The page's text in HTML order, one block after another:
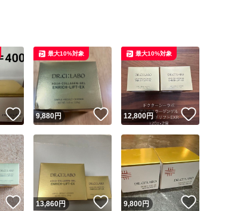
いいね！
9,880円 いいね！
最大10%対象
12,800円 いいね！
最大10%対象
いいね！
13,860円 いいね！
9,800円 いいね！